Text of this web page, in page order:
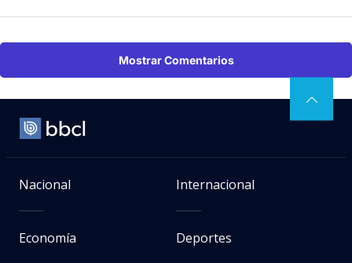
Mostrar Comentarios
Nacional Internacional
Economía Deportes